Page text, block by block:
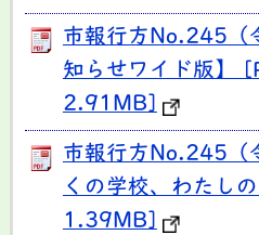
市報行方No.245（
知らせワイド版】
2.91MB]
市報行方No.245（
くの学校、わたし
1.39MB]